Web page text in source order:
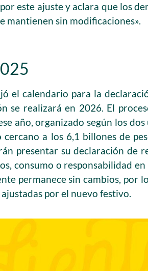
este ajuste y aclara que los
sin modificaciones».
el calendario para la
se realizará en 2026. El
año, organizado según los
a los 6,1 billones de
presentar su declaración de
consumo o responsabilidad
permanece sin cambios, por
por el nuevo festivo.